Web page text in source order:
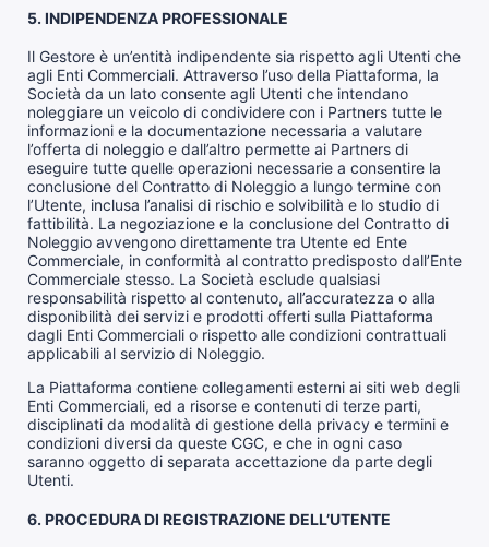
5. INDIPENDENZA PROFESSIONALE
Il Gestore è un’entità indipendente sia rispetto agli Utenti che
agli Enti Commerciali. Attraverso l’uso della Piattaforma, la
Società da un lato consente agli Utenti che intendano
noleggiare un veicolo di condividere con i Partners tutte le
informazioni e la documentazione necessaria a valutare
l’offerta di noleggio e dall’altro permette ai Partners di
eseguire tutte quelle operazioni necessarie a consentire la
conclusione del Contratto di Noleggio a lungo termine con
l’Utente, inclusa l’analisi di rischio e solvibilità e lo studio di
fattibilità. La negoziazione e la conclusione del Contratto di
Noleggio avvengono direttamente tra Utente ed Ente
Commerciale, in conformità al contratto predisposto dall’Ente
Commerciale stesso. La Società esclude qualsiasi
responsabilità rispetto al contenuto, all’accuratezza o alla
disponibilità dei servizi e prodotti offerti sulla Piattaforma
dagli Enti Commerciali o rispetto alle condizioni contrattuali
applicabili al servizio di Noleggio.
La Piattaforma contiene collegamenti esterni ai siti web degli
Enti Commerciali, ed a risorse e contenuti di terze parti,
disciplinati da modalità di gestione della privacy e termini e
condizioni diversi da queste CGC, e che in ogni caso
saranno oggetto di separata accettazione da parte degli
Utenti.
6. PROCEDURA DI REGISTRAZIONE DELL’UTENTE